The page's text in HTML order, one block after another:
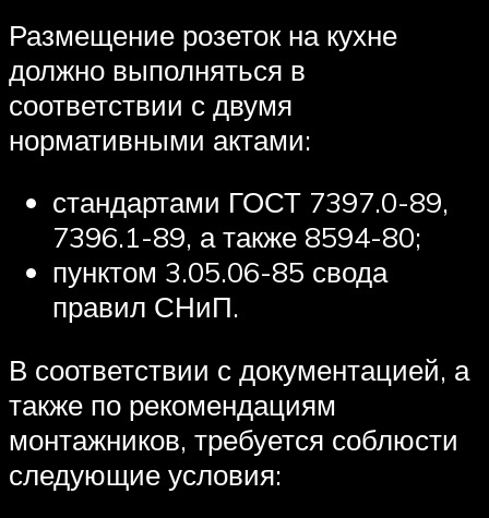
Размещение розеток на кухне
должно выполняться в
соответствии с двумя
нормативными актами:
стандартами ГОСТ 7397.0-89,
7396.1-89, а также 8594-80;
пунктом 3.05.06-85 свода
правил СНиП.
В соответствии с документацией, а
также по рекомендациям
монтажников, требуется соблюсти
следующие условия: